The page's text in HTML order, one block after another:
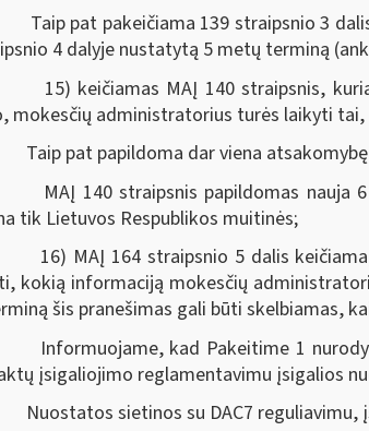
Taip pat pakeičiama 139 straipsnio 3
4 dalyje nustatytą 5 metų terminą
15) keičiamas MAĮ 140 straipsnis,
mokesčių administratorius turės laikyti
Taip pat papildoma dar viena
MAĮ 140 straipsnis papildomas nauja 6
tik Lietuvos Respublikos muitinės;
16) MAĮ 164 straipsnio 5 dalis keičiama,
kokią informaciją mokesčių
šis pranešimas gali būti skelbiamas,
Informuojame, kad Pakeitime 1
įsigaliojimo reglamentavimu įsigalios
Nuostatos sietinos su DAC7 reguliavimu,